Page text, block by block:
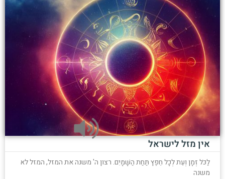
אין מזל לישראל
לַכֹּל זְמָן וְעֵת לְכָל חֵפֶץ תַּחַת הַשָּׁמָיִם. רצון ה' משנה את המזל, המזל לא
משנה